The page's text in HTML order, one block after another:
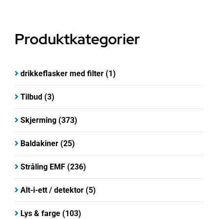
Produktkategorier
drikkeflasker med filter (1)
Tilbud (3)
Skjerming (373)
Baldakiner (25)
Stråling EMF (236)
Alt-i-ett / detektor (5)
Lys & farge (103)